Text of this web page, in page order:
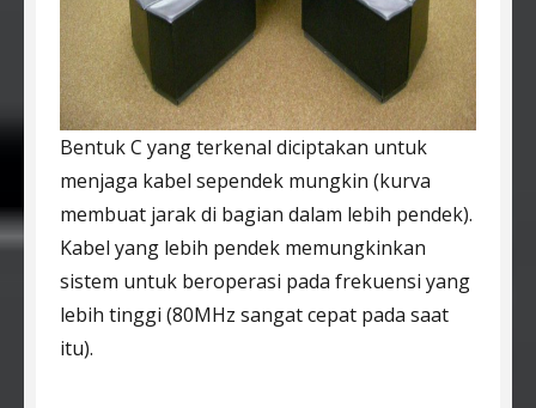
Bentuk C yang terkenal diciptakan untuk
menjaga kabel sependek mungkin (kurva
membuat jarak di bagian dalam lebih pendek).
Kabel yang lebih pendek memungkinkan
sistem untuk beroperasi pada frekuensi yang
lebih tinggi (80MHz sangat cepat pada saat
itu).